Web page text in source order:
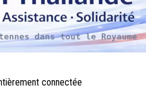
Thaïlande
connectée